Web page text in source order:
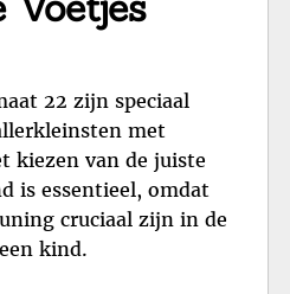
22 zijn speciaal
met
kiezen van de juiste
is essentieel, omdat
cruciaal zijn in de
kind.